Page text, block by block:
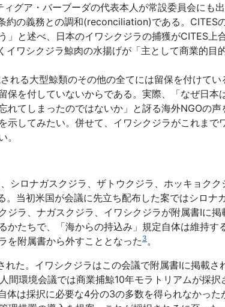
グア・バーブーダの代表本人が常設委員会にも
の義務との調和(reconciliation)である。CITES
と述べ、日本のイワシクジラの捕獲がCITES上
ワシクジラ鯨肉の水揚げが「主として商業的目
る大型鯨類のその他の全てには留保を付けてい
を付していないからである。実際、「なぜ日本
てしまったのではないか」と訝る海外NGOの
してみたい。併せて、イワシクジラがこれまで
ロナガスクジラ、ザトウクジラ、ホッキョクク
当初米国が会議に先立ち配布した案ではシロナ
ラ、ナガスクジラ、イワシクジラが附属書Ⅰに掲
かたちで、「海からの持込み」規定自体は維持す
を附属書から外すこととなった3。
た。イワシクジラはこの会議で附属書Ⅰに掲載さ
間環境会議では商業捕鯨10年モラトリアムが採択
は採択に必要な4分の3の多数を得られなかった